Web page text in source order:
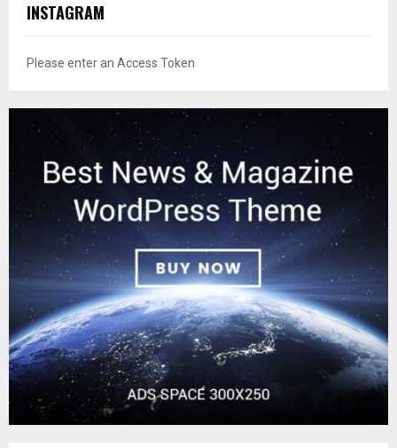
INSTAGRAM
Please enter an Access Token